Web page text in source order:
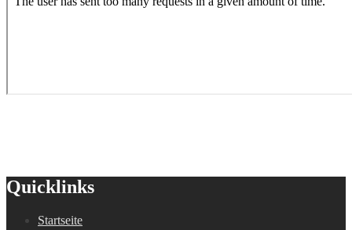
Quicklinks
Startseite